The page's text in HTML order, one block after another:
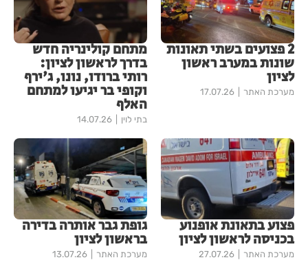
2 פצועים בשתי תאונות
שונות במערב ראשון
לציון
מערכת האתר 17.07.26
מתחם קולינריה חדש
בדרך לראשון לציון:
רותי ברודו, נונו, ג'ירף
וקופי בר יגיעו למתחם
האלף
בתי לוין 14.07.26
פצוע בתאונת אופנוע
בכניסה לראשון לציון
מערכת האתר 27.07.26
גופת גבר אותרה בדירה
בראשון לציון
מערכת האתר 13.07.26